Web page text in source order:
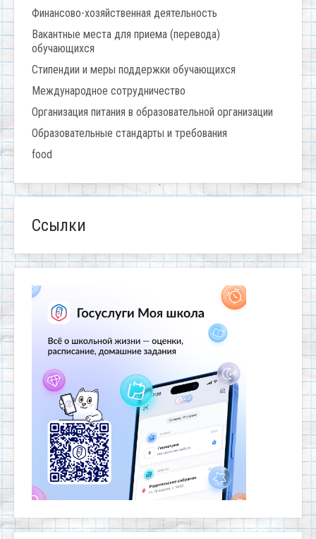
Финансово-хозяйственная деятельность
Вакантные места для приема (перевода)
обучающихся
Стипендии и меры поддержки обучающихся
Международное сотрудничество
Организация питания в образовательной организации
Образовательные стандарты и требования
food
Ссылки